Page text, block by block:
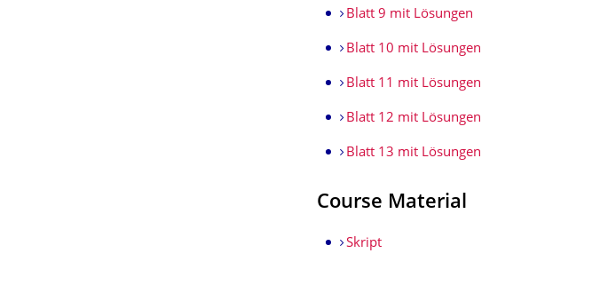
Blatt 9 mit Lösungen
Blatt 10 mit Lösungen
Blatt 11 mit Lösungen
Blatt 12 mit Lösungen
Blatt 13 mit Lösungen
Course Material
Skript